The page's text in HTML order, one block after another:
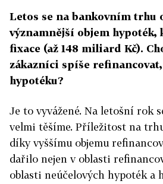
Letos se na bankovním trhu
významnější objem hypoték,
fixace (až 148 miliard Kč).
zákazníci spíše
hypotéku?
Je to vyvážené. Na letošní rok
velmi těšíme. Příležitost na
díky vyššímu objemu
dařilo nejen v oblasti
oblasti neúčelových hypoték a